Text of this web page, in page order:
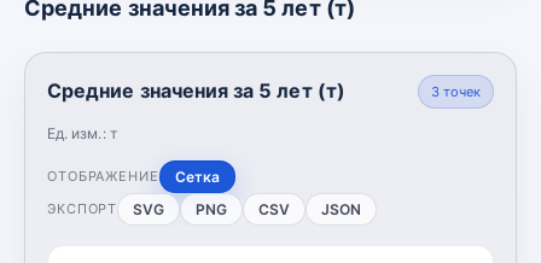
Средние значения за 5 лет (т)
Средние значения за 5 лет (т)
Ед. изм.: т
3точек
ОТОБРАЖЕНИЕ Сетка
ЭКСПОРТ SVG PNG CSV JSON